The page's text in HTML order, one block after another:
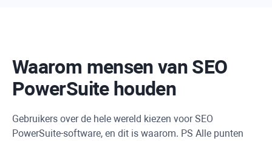
Waarom mensen van SEO
PowerSuite houden
Gebruikers over de hele wereld kiezen voor SEO
PowerSuite-software, en dit is waarom. PS Alle punten